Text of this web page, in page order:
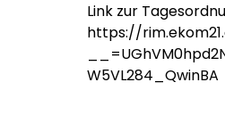
Link zur
https://
W5VL284_QwinBA